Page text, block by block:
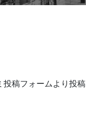
稿フォームより投稿